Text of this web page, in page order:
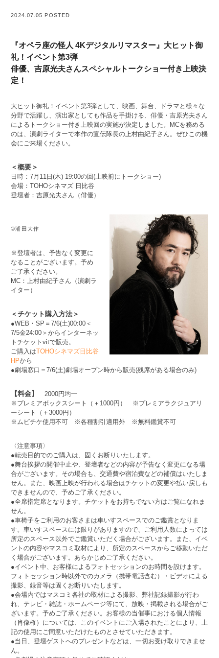
2024.07.05 POSTED
『オペラ座の怪人 4Kデジタルリマスター』大ヒット御
礼！イベント第3弾
俳優、吉原光夫さんスペシャルトークショー付き上映決
定！
大ヒット御礼！イベント第3弾として、映画、舞台、ドラマと様々な
分野で活躍し、演出家としても作品を手掛ける、俳優・吉原光夫さん
によるトークショー付き上映回の実施が決定しました。MCを務める
のは、演劇ライターで本作の宣伝隊長の上村由紀子さん。ぜひこの機
会にご来場ください。
＜概要＞
日時：7月11日(木) 19:00の回(上映前にトークショー)
会場：TOHOシネマズ 日比谷
登壇者：吉原光夫さん（俳優）
©浦田大作
※登壇者は、予告なく変更に
なることがございます。予め
ご了承ください。
MC：上村由紀子さん（演劇ラ
イター）
＜チケット購入方法＞
●WEB・SP＝7/6(土)00:00＜
7/5金24:00＞からインターネッ
トチケットvitで販売。
ご購入はTOHOシネマズ日比谷
HPから
●劇場窓口＝7/6(土)劇場オープン時から販売(残席がある場合のみ)
【料金】
2000円均一
※プレミアボックスシート（＋1000円） ※プレミアラクジュアリ
ーシート（＋3000円）
※ムビチケ使用不可 ※各種割引適用外 ※無料鑑賞不可
〈注意事項〉
●転売目的でのご購入は、固くお断りいたします。
●舞台挨拶の開催中止や、登壇者などの内容が予告なく変更になる場
合がございます。その場合も、交通費や宿泊費などの補償はいたしま
せん。また、映画上映が行われる場合はチケットの変更や払い戻しも
できませんので、予めご了承ください。
●全席指定席となります。チケットをお持ちでない方はご覧になれま
せん。
●車椅子をご利用のお客さまは車いすスペースでのご鑑賞となりま
す。車いすスペースには限りがありますので、ご利用人数によっては
所定のスペース以外でご鑑賞いただく場合がございます。また、イベ
ントの内容やマスコミ取材により、所定のスペースからご移動いただ
く場合がございます。あらかじめご了承ください。
●イベント中、お客様によるフォトセッションのお時間を設けます。
フォトセッション時以外でのカメラ（携帯電話含む）・ビデオによる
撮影、録音等は固くお断りいたします。
●会場内ではマスコミ各社の取材による撮影、弊社記録撮影が行わ
れ、テレビ・雑誌・ホームページ等にて、放映・掲載される場合がご
ざいます。予めご了承ください。お客様の当催事における個人情報
（肖像権）については、このイベントにご入場されたことにより、上
記の使用にご同意いただけたものとさせていただきます。
●当日、登壇ゲストへのプレゼントなどは、一切お受け取りできませ
ん。